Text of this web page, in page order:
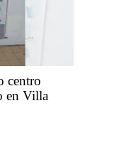
centro
en Villa